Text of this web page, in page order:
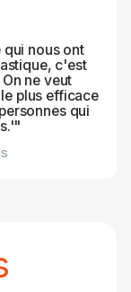
qui nous ont
c'est
ne veut
plus efficace
qui